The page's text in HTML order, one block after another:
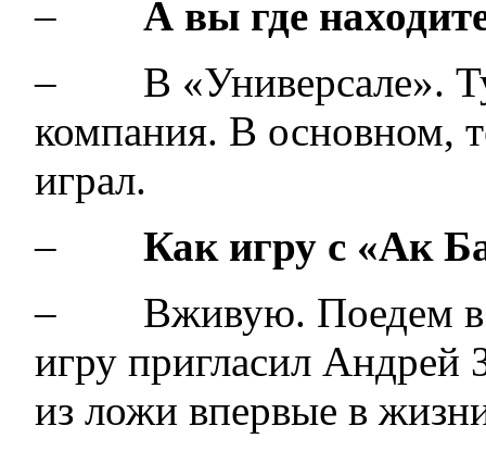
– А вы где
– В «Универсале».
компания. В основном,
играл.
– Как игру с «Ак
– Вживую. Поедем в
игру пригласил Андрей
из ложи впервые в